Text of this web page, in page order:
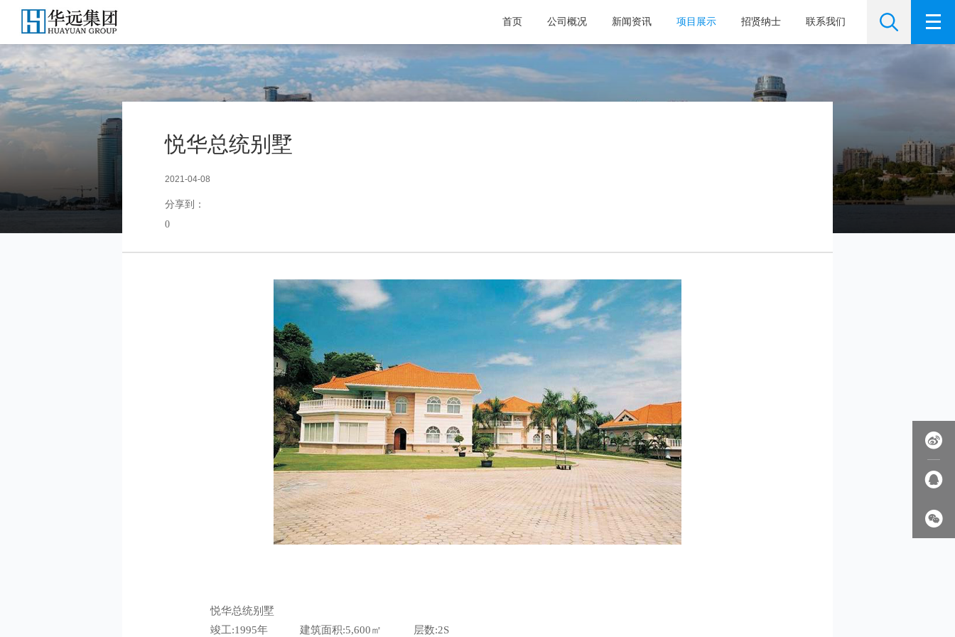
首页 公司概况 新闻资讯 项目展示 招贤纳士 联系我们
悦华总统别墅
2021-04-08
分享到：
0
悦华总统别墅
竣工:1995年 建筑面积:5,600㎡ 层数:2S